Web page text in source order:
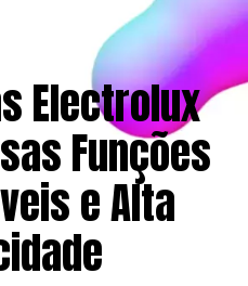
Electrolux
Funções
e Alta